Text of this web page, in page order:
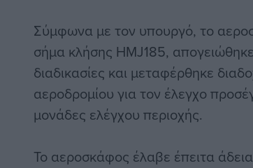
Σύμφωνα με τον υπουργό, το
σήμα κλήσης HMJ185,
διαδικασίες και μεταφέρθηκε
αεροδρομίου για τον έλεγχο
μονάδες ελέγχου περιοχής.
Το αεροσκάφος έλαβε έπειτα